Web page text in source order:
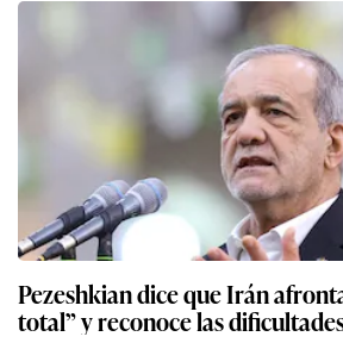
Pezeshkian dice que Irán
total” y reconoce las